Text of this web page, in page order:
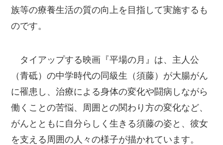
族等の療養生活の質の向上を目指して実施するも
のです。
タイアップする映画『平場の月』は、主人公
（青砥）の中学時代の同級生（須藤）が大腸がん
に罹患し、治療による身体の変化や闘病しながら
働くことの苦悩、周囲との関わり方の変化など、
がんとともに自分らしく生きる須藤の姿と、彼女
を支える周囲の人々の様子が描かれています。